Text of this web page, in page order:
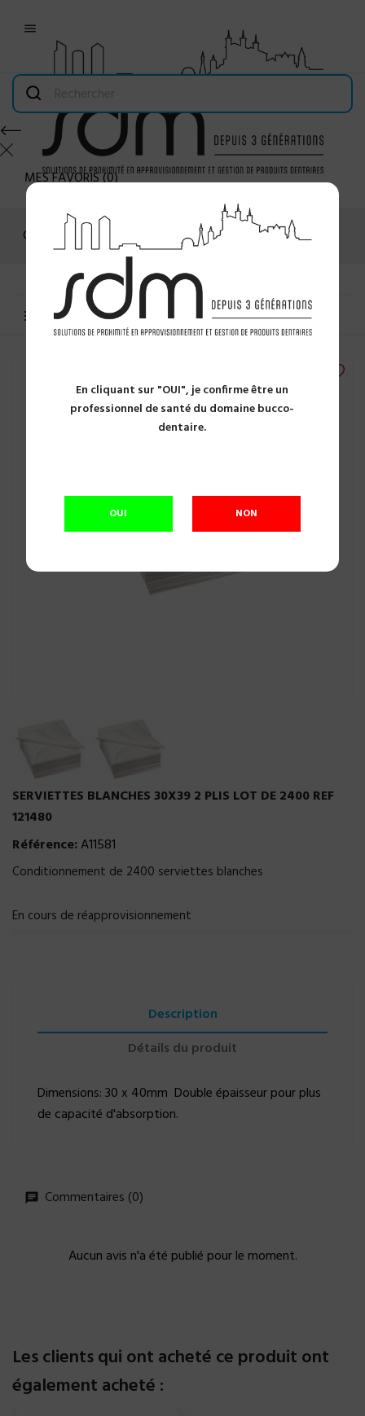
En cliquant sur "OUI", je confirme être un
professionnel de santé du domaine bucco-
dentaire.
OUI NON

MES FAVORIS(0)
Connexion
MENU
SERVIETTES BLANCHES 30X39 2 PLIS LOT DE 2400 REF
121480
Référence:A11581
Conditionnement de 2400 serviettes blanches
En cours de réapprovisionnement
Description
Détails du produit
Dimensions: 30 x 40mm Double épaisseur pour plus
de capacité d'absorption.
Commentaires (0)
Aucun avis n'a été publié pour le moment.
Les clients qui ont acheté ce produit ont
également acheté :